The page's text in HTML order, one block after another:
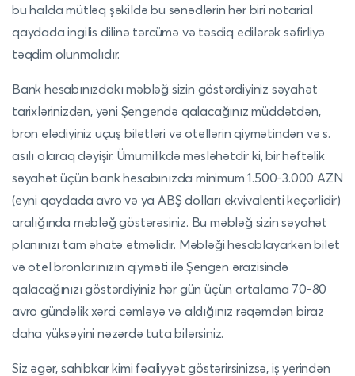
bu halda mütləq şəkildə bu sənədlərin hər biri notarial
qaydada ingilis dilinə tərcümə və təsdiq edilərək səfirliyə
təqdim olunmalıdır.
Bank hesabınızdakı məbləğ sizin göstərdiyiniz səyahət
tarixlərinizdən, yəni Şengendə qalacağınız müddətdən,
bron elədiyiniz uçuş biletləri və otellərin qiymətindən və s.
asılı olaraq dəyişir. Ümumilikdə məsləhətdir ki, bir həftəlik
səyahət üçün bank hesabınızda minimum 1.500-3.000 AZN
(eyni qaydada avro və ya ABŞ dolları ekvivalenti keçərlidir)
aralığında məbləğ göstərəsiniz. Bu məbləğ sizin səyahət
planınızı tam əhatə etməlidir. Məbləği hesablayarkən bilet
və otel bronlarınızın qiyməti ilə Şengen ərazisində
qalacağınızı göstərdiyiniz hər gün üçün ortalama 70-80
avro gündəlik xərci cəmləyə və aldığınız rəqəmdən biraz
daha yüksəyini nəzərdə tuta bilərsiniz.
Siz əgər, sahibkar kimi fəaliyyət göstərirsinizsə, iş yerindən